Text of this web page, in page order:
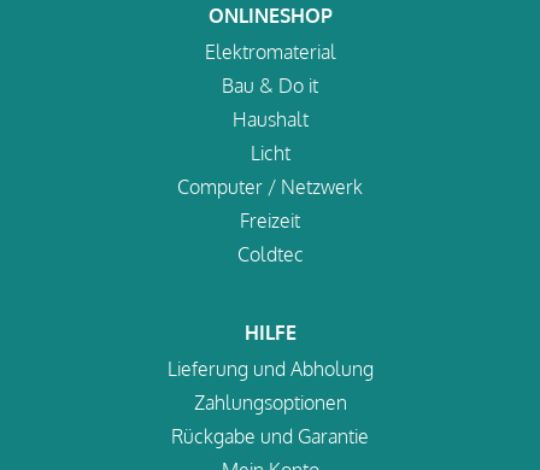
ONLINESHOP
Elektromaterial
Bau & Do it
Haushalt
Licht
Computer / Netzwerk
Freizeit
Coldtec
HILFE
Lieferung und Abholung
Zahlungsoptionen
Rückgabe und Garantie